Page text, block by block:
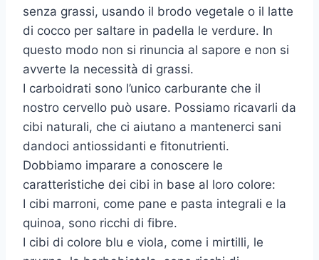
senza grassi, usando il brodo vegetale o il latte
di cocco per saltare in padella le verdure. In
questo modo non si rinuncia al sapore e non si
avverte la necessità di grassi.
I carboidrati sono l’unico carburante che il
nostro cervello può usare. Possiamo ricavarli da
cibi naturali, che ci aiutano a mantenerci sani
dandoci antiossidanti e fitonutrienti.
Dobbiamo imparare a conoscere le
caratteristiche dei cibi in base al loro colore:
I cibi marroni, come pane e pasta integrali e la
quinoa, sono ricchi di fibre.
I cibi di colore blu e viola, come i mirtilli, le